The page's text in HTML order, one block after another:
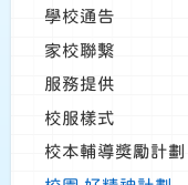
學校通告
家校聯繫
服務提供
校服樣式
校本輔導獎勵計劃